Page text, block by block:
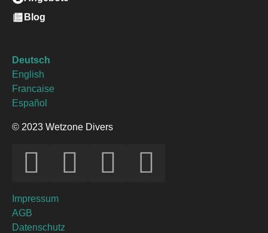
Blog
Deutsch
English
Francaise
Español
© 2023 Wetzone Divers
Impressum
AGB
Datenschutz